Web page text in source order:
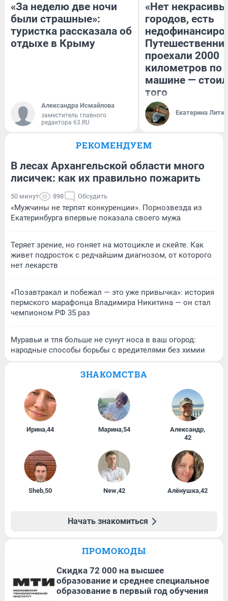
«За неделю две ночи
были страшные»:
туристка рассказала об
отдыхе в Крыму
Александра Исмайлова
заместитель главного
редактора 63.RU
«Нет
городов, есть
проехали 2000
километров по
машине —
того
Екатерина
РЕКОМЕНДУЕМ
В лесах Архангельской области много
лисичек: как их правильно пожарить
50 минут 898 Обсудить
«Мужчины не терпят конкуренции». Порнозвезда из
Екатеринбурга впервые показала своего мужа
Теряет зрение, но гоняет на мотоцикле и скейте. Как
живет подросток с редчайшим диагнозом, от которого
нет лекарств
«Позавтракал и побежал — это уже привычка»: история
пермского марафонца Владимира Никитина — он стал
чемпионом РФ 35 раз
Муравьи и тля больше не сунут носа в ваш огород:
народные способы борьбы с вредителями без химии
ЗНАКОМСТВА
Ирина,44 Марина,54 Александр,
42
Sheb,50 New,42 Алёнушка,42
Начать знакомиться
ПРОМОКОДЫ
Скидка 72 000 на высшее
образование и среднее специальное
образование в первый год обучения